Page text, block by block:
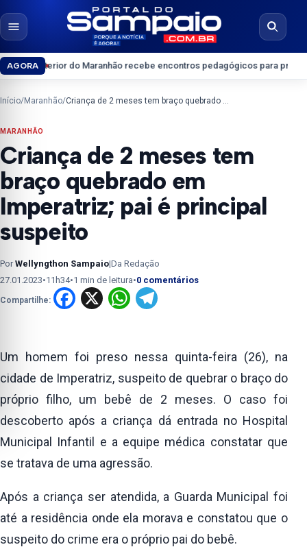
Pular para o conteúdo
Abrir menu
Abrir
AGORA
do Maranhão recebe encontros pedagógicos para professores do
Início/Maranhão/ Criança de 2 meses tem braço quebrado em Imperatriz; pai é principal suspeito
MARANHÃO
Criança de 2 meses tem
braço quebrado em
Imperatriz; pai é principal
suspeito
PorWellyngthon Sampaio|Da Redação
27.01.2023•11h34•1 min de leitura•0 comentários
Compartilhe: Facebook
X WhatsApp
Um homem foi preso nessa quinta-feira (26), na
cidade de Imperatriz, suspeito de quebrar o braço do
próprio filho, um bebê de 2 meses. O caso foi
descoberto após a criança dá entrada no Hospital
Municipal Infantil e a equipe médica constatar que
se tratava de uma agressão.
Após a criança ser atendida, a Guarda Municipal foi
até a residência onde ela morava e constatou que o
suspeito do crime era o próprio pai do bebê.